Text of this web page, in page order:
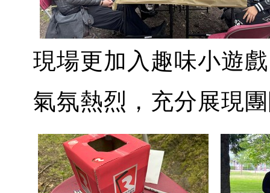
現場更加入趣味小遊
氣氛熱烈，充分展現